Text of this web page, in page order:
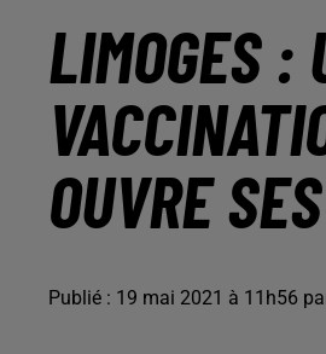
LIMOGES :
OUVRE
Publié : 19 mai 2021 à 11h56